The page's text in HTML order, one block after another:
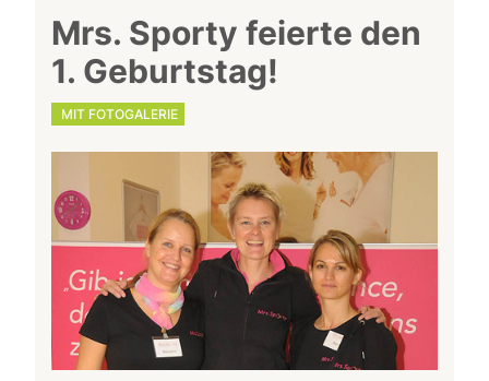
Mrs. Sporty feierte den
1. Geburtstag!
MIT FOTOGALERIE